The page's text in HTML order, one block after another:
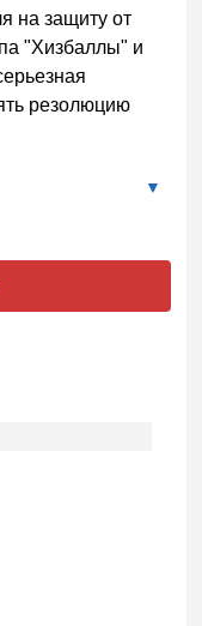
на защиту от
"Хизбаллы" и
резолюцию